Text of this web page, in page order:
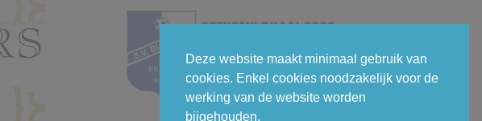
Deze website maakt minimaal gebruik van
cookies. Enkel cookies noodzakelijk voor de
werking van de website worden
bijgehouden.